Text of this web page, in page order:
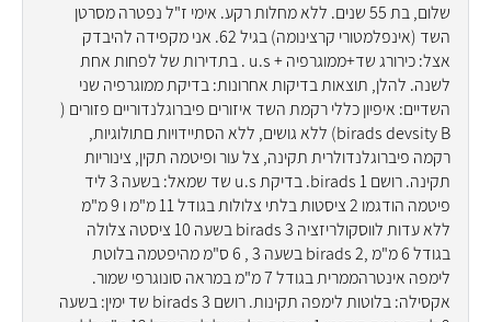
שלום, בת 55 שנים. ללא מחלות רקע. אימי ז"ל נפטרה מסרטן
השד (אינפלמטורי קרצינומה) בגיל 62. אני מקפידה להיבדק
אצל: כירורג שד+ממוגרפיה + u.s . בתדירות של לפחות אחת
לשנה. להלן, תוצאות בדיקות אחרונות: בדיקת ממוגרפיה שני
השדיים: איפיון כללי רקמת השד איזורים פיברוגלנדוריים פזורים (
birads devsity B) ללא גושים, ללא הסתיידויות םתולוגיות,
רקמה פיברוגלנדולרית תקינה, צל עור ופיטמה תקין, צינוריות
תקינה. רושם birads 1. בדיקת u.s שד שמאל: בשעה 3 ליד
פיטמה הודגמו 2 ציסטות בלתי צלולות בגודל 11 מ"מ ו 9 מ"מ
ללא עדות לווסקולריזציה birads 3 בשעה 10 ציסטה צלולה
בגודל 6 מ"מ ,birads 2 בשעה 3 , 6 ס"מ מהיפטמה בלוטת
לימפה אינטרהממרית בגודל 7 מ"מ במראה סונוגרפי שמור.
אקסילה: בלוטות לימפה תקינות. רושם birads 3 שד ימין: בשעה